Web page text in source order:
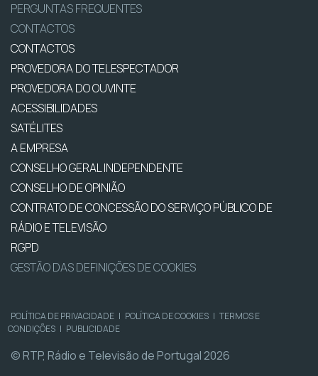
PERGUNTAS FREQUENTES
CONTACTOS
CONTACTOS
PROVEDORA DO TELESPECTADOR
PROVEDORA DO OUVINTE
ACESSIBILIDADES
SATÉLITES
A EMPRESA
CONSELHO GERAL INDEPENDENTE
CONSELHO DE OPINIÃO
CONTRATO DE CONCESSÃO DO SERVIÇO PÚBLICO DE
RÁDIO E TELEVISÃO
RGPD
GESTÃO DAS DEFINIÇÕES DE COOKIES
POLÍTICA DE PRIVACIDADE | POLÍTICA DE COOKIES | TERMOS E
CONDIÇÕES | PUBLICIDADE
© RTP, Rádio e Televisão de Portugal 2026